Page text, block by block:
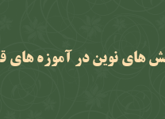
های نوین در آموزه های